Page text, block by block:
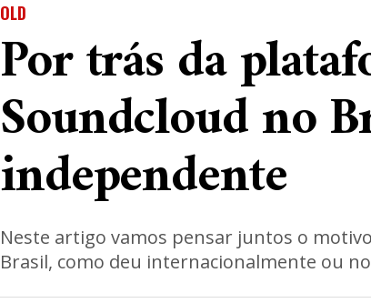
OLD
Por trás da
Soundcloud no
independente
Neste artigo vamos pensar juntos o
Brasil, como deu internacionalmente ou